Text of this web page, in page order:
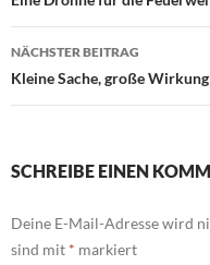
NÄCHSTER BEITRAG
Kleine Sache, große Wirkung
SCHREIBE EINEN
Deine E-Mail-Adresse wird
sind mit * markiert